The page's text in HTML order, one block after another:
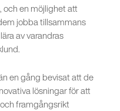
och en möjlighet att
jobba tillsammans
av varandras
en gång bevisat att de
lösningar för att
framgångsrikt